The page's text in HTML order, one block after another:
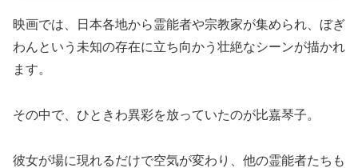
映画では、日本各地から霊能者や宗教家が集められ、ぼぎ
わんという未知の存在に立ち向かう壮絶なシーンが描かれ
ます。
その中で、ひときわ異彩を放っていたのが比嘉琴子。
彼女が場に現れるだけで空気が変わり、他の霊能者たちも